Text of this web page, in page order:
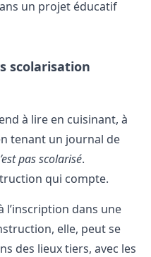
un projet éducatif
scolarisation
à lire en cuisinant, à
tenant un journal de
pas scolarisé.
qui compte.
l’inscription dans une
elle, peut se
des lieux tiers, avec les